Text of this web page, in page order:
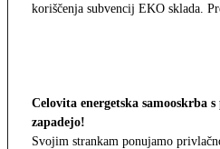
koriščenja subvencij EKO sklada.
Celovita energetska samooskrba
zapadejo!
Svojim strankam ponujamo